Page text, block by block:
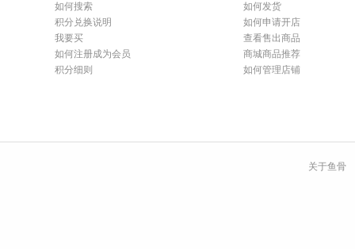
如何搜索
积分兑换说明
我要买
如何注册成为会员
积分细则
如何发货
如何申请开店
查看售出商品
商城商品推荐
如何管理店铺
关于鱼骨